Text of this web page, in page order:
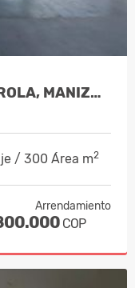
ALQUILER LOCAL EN LA CAROLA, MANIZALES…
/ 300 Área m2
Arrendamiento
COP